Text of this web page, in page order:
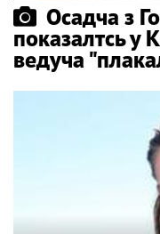
Осадча з
показалтсь у
ведуча